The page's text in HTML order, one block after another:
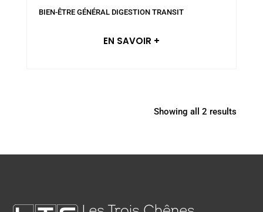
BIEN-ÊTRE GÉNÉRAL DIGESTION TRANSIT
EN SAVOIR +
Showing all 2 results